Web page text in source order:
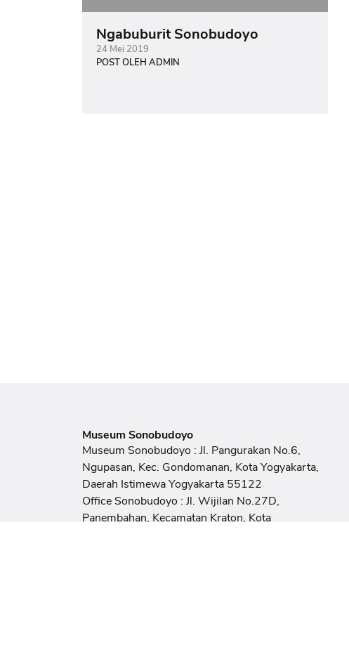
Ngabuburit Sonobudoyo
24 Mei 2019
POST OLEH ADMIN
Museum Sonobudoyo
Museum Sonobudoyo : Jl. Pangurakan No.6,
Ngupasan, Kec. Gondomanan, Kota Yogyakarta,
Daerah Istimewa Yogyakarta 55122
Office Sonobudoyo : Jl. Wijilan No.27D,
Panembahan, Kecamatan Kraton, Kota